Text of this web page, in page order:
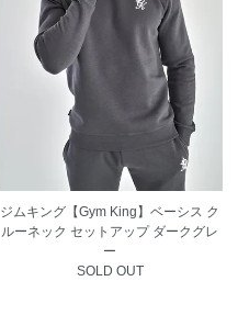
ジムキング【Gym King】ベーシス ク
ルーネック セットアップ ダークグレ
ー
SOLD OUT